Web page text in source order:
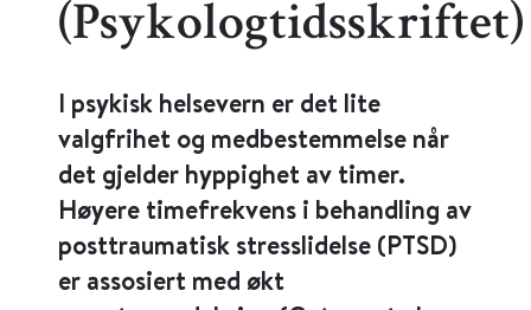
(Psykologtidsskriftet)
I psykisk helsevern er det lite
valgfrihet og medbestemmelse når
det gjelder hyppighet av timer.
Høyere timefrekvens i behandling av
posttraumatisk stresslidelse (PTSD)
er assosiert med økt